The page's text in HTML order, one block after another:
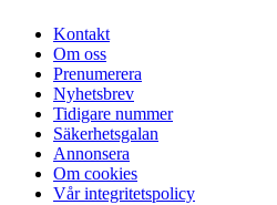
Kontakt
Om oss
Prenumerera
Nyhetsbrev
Tidigare nummer
Säkerhetsgalan
Annonsera
Om cookies
Vår integritetspolicy